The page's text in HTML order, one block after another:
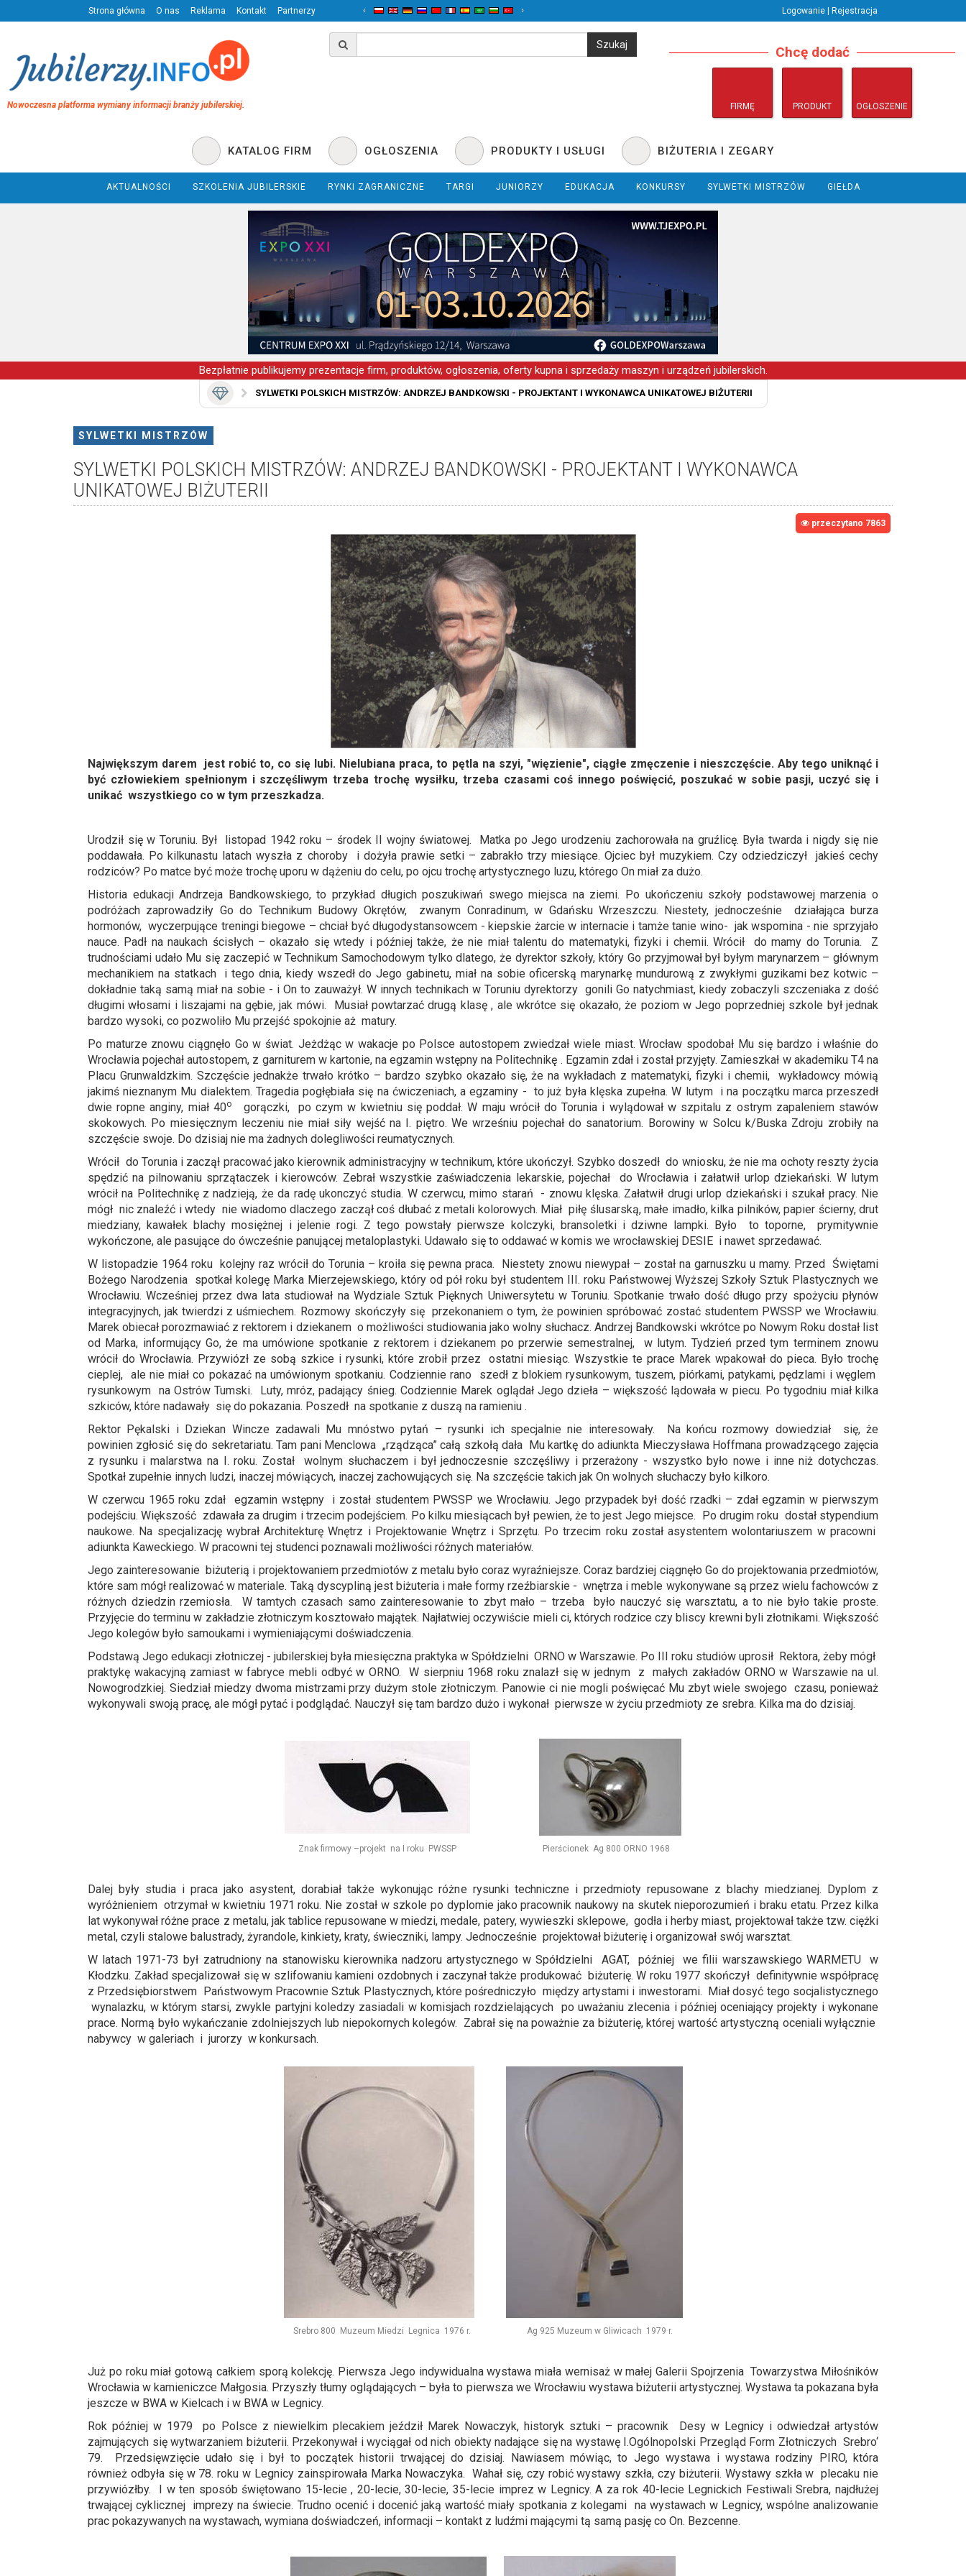
Strona główna O nas Reklama Kontakt Partnerzy ‹ › Logowanie | Rejestracja
Nowoczesna platforma wymiany informacji branży jubilerskiej.
Chcę dodać
FIRMĘ PRODUKT OGŁOSZENIE
KATALOG FIRM OGŁOSZENIA PRODUKTY I USŁUGI BIŻUTERIA I ZEGARY
AKTUALNOŚCI SZKOLENIA JUBILERSKIE RYNKI ZAGRANICZNE TARGI JUNIORZY EDUKACJA KONKURSY SYLWETKI MISTRZÓW GIEŁDA
Bezpłatnie publikujemy prezentacje firm, produktów, ogłoszenia, oferty kupna i sprzedaży maszyn i urządzeń jubilerskich.
SYLWETKI POLSKICH MISTRZÓW: ANDRZEJ BANDKOWSKI - PROJEKTANT I WYKONAWCA UNIKATOWEJ BIŻUTERII
SYLWETKI MISTRZÓW
SYLWETKI POLSKICH MISTRZÓW: ANDRZEJ BANDKOWSKI - PROJEKTANT I WYKONAWCA
UNIKATOWEJ BIŻUTERII
przeczytano 7863
Największym darem jest robić to, co się lubi. Nielubiana praca, to pętla na szyi, "więzienie", ciągłe zmęczenie i nieszczęście. Aby tego uniknąć i
być człowiekiem spełnionym i szczęśliwym trzeba trochę wysiłku, trzeba czasami coś innego poświęcić, poszukać w sobie pasji, uczyć się i
unikać wszystkiego co w tym przeszkadza.
Urodził się w Toruniu. Był listopad 1942 roku – środek II wojny światowej. Matka po Jego urodzeniu zachorowała na gruźlicę. Była twarda i nigdy się nie
poddawała. Po kilkunastu latach wyszła z choroby i dożyła prawie setki – zabrakło trzy miesiące. Ojciec był muzykiem. Czy odziedziczył jakieś cechy
rodziców? Po matce być może trochę uporu w dążeniu do celu, po ojcu trochę artystycznego luzu, którego On miał za dużo.
Historia edukacji Andrzeja Bandkowskiego, to przykład długich poszukiwań swego miejsca na ziemi. Po ukończeniu szkoły podstawowej marzenia o
podróżach zaprowadziły Go do Technikum Budowy Okrętów, zwanym Conradinum, w Gdańsku Wrzeszczu. Niestety, jednocześnie działająca burza
hormonów, wyczerpujące treningi biegowe – chciał być długodystansowcem - kiepskie żarcie w internacie i tamże tanie wino- jak wspomina - nie sprzyjało
nauce. Padł na naukach ścisłych – okazało się wtedy i później także, że nie miał talentu do matematyki, fizyki i chemii. Wrócił do mamy do Torunia. Z
trudnościami udało Mu się zaczepić w Technikum Samochodowym tylko dlatego, że dyrektor szkoły, który Go przyjmował był byłym marynarzem – głównym
mechanikiem na statkach i tego dnia, kiedy wszedł do Jego gabinetu, miał na sobie oficerską marynarkę mundurową z zwykłymi guzikami bez kotwic –
dokładnie taką samą miał na sobie - i On to zauważył. W innych technikach w Toruniu dyrektorzy gonili Go natychmiast, kiedy zobaczyli szczeniaka z dość
długimi włosami i liszajami na gębie, jak mówi. Musiał powtarzać drugą klasę , ale wkrótce się okazało, że poziom w Jego poprzedniej szkole był jednak
bardzo wysoki, co pozwoliło Mu przejść spokojnie aż matury.
Po maturze znowu ciągnęło Go w świat. Jeżdżąc w wakacje po Polsce autostopem zwiedzał wiele miast. Wrocław spodobał Mu się bardzo i właśnie do
Wrocławia pojechał autostopem, z garniturem w kartonie, na egzamin wstępny na Politechnikę . Egzamin zdał i został przyjęty. Zamieszkał w akademiku T4 na
Placu Grunwaldzkim. Szczęście jednakże trwało krótko – bardzo szybko okazało się, że na wykładach z matematyki, fizyki i chemii, wykładowcy mówią
jakimś nieznanym Mu dialektem. Tragedia pogłębiała się na ćwiczeniach, a egzaminy - to już była klęska zupełna. W lutym i na początku marca przeszedł
dwie ropne anginy, miał 40o
gorączki, po czym w kwietniu się poddał. W maju wrócił do Torunia i wylądował w szpitalu z ostrym zapaleniem stawów
skokowych. Po miesięcznym leczeniu nie miał siły wejść na I. piętro. We wrześniu pojechał do sanatorium. Borowiny w Solcu k/Buska Zdroju zrobiły na
szczęście swoje. Do dzisiaj nie ma żadnych dolegliwości reumatycznych.
Wrócił do Torunia i zaczął pracować jako kierownik administracyjny w technikum, które ukończył. Szybko doszedł do wniosku, że nie ma ochoty reszty życia
spędzić na pilnowaniu sprzątaczek i kierowców. Zebrał wszystkie zaświadczenia lekarskie, pojechał do Wrocławia i załatwił urlop dziekański. W lutym
wrócił na Politechnikę z nadzieją, że da radę ukonczyć studia. W czerwcu, mimo starań - znowu klęska. Załatwił drugi urlop dziekański i szukał pracy. Nie
mógł nic znaleźć i wtedy nie wiadomo dlaczego zaczął coś dłubać z metali kolorowych. Miał piłę ślusarską, małe imadło, kilka pilników, papier ścierny, drut
miedziany, kawałek blachy mosiężnej i jelenie rogi. Z tego powstały pierwsze kolczyki, bransoletki i dziwne lampki. Było to toporne, prymitywnie
wykończone, ale pasujące do ówcześnie panującej metaloplastyki. Udawało się to oddawać w komis we wrocławskiej DESIE i nawet sprzedawać.
W listopadzie 1964 roku kolejny raz wrócił do Torunia – kroiła się pewna praca. Niestety znowu niewypał – został na garnuszku u mamy. Przed Świętami
Bożego Narodzenia spotkał kolegę Marka Mierzejewskiego, który od pół roku był studentem III. roku Państwowej Wyższej Szkoły Sztuk Plastycznych we
Wrocławiu. Wcześniej przez dwa lata studiował na Wydziale Sztuk Pięknych Uniwersytetu w Toruniu. Spotkanie trwało dość długo przy spożyciu płynów
integracyjnych, jak twierdzi z uśmiechem. Rozmowy skończyły się przekonaniem o tym, że powinien spróbować zostać studentem PWSSP we Wrocławiu.
Marek obiecał porozmawiać z rektorem i dziekanem o możliwości studiowania jako wolny słuchacz. Andrzej Bandkowski wkrótce po Nowym Roku dostał list
od Marka, informujący Go, że ma umówione spotkanie z rektorem i dziekanem po przerwie semestralnej, w lutym. Tydzień przed tym terminem znowu
wrócił do Wrocławia. Przywiózł ze sobą szkice i rysunki, które zrobił przez ostatni miesiąc. Wszystkie te prace Marek wpakował do pieca. Było trochę
cieplej, ale nie miał co pokazać na umówionym spotkaniu. Codziennie rano szedł z blokiem rysunkowym, tuszem, piórkami, patykami, pędzlami i węglem
rysunkowym na Ostrów Tumski. Luty, mróz, padający śnieg. Codziennie Marek oglądał Jego dzieła – większość lądowała w piecu. Po tygodniu miał kilka
szkiców, które nadawały się do pokazania. Poszedł na spotkanie z duszą na ramieniu .
Rektor Pękalski i Dziekan Wincze zadawali Mu mnóstwo pytań – rysunki ich specjalnie nie interesowały. Na końcu rozmowy dowiedział się, że
powinien zgłosić się do sekretariatu. Tam pani Menclowa „rządząca” całą szkołą dała Mu kartkę do adiunkta Mieczysława Hoffmana prowadzącego zajęcia
z rysunku i malarstwa na I. roku. Został wolnym słuchaczem i był jednoczesnie szczęśliwy i przerażony - wszystko było nowe i inne niż dotychczas.
Spotkał zupełnie innych ludzi, inaczej mówiących, inaczej zachowujących się. Na szczęście takich jak On wolnych słuchaczy było kilkoro.
W czerwcu 1965 roku zdał egzamin wstępny i został studentem PWSSP we Wrocławiu. Jego przypadek był dość rzadki – zdał egzamin w pierwszym
podejściu. Większość zdawała za drugim i trzecim podejściem. Po kilku miesiącach był pewien, że to jest Jego miejsce. Po drugim roku dostał stypendium
naukowe. Na specjalizację wybrał Architekturę Wnętrz i Projektowanie Wnętrz i Sprzętu. Po trzecim roku został asystentem wolontariuszem w pracowni
adiunkta Kaweckiego. W pracowni tej studenci poznawali możliwości różnych materiałów.
Jego zainteresowanie biżuterią i projektowaniem przedmiotów z metalu było coraz wyraźniejsze. Coraz bardziej ciągnęło Go do projektowania przedmiotów,
które sam mógł realizować w materiale. Taką dyscypliną jest biżuteria i małe formy rzeźbiarskie - wnętrza i meble wykonywane są przez wielu fachowców z
różnych dziedzin rzemiosła. W tamtych czasach samo zainteresowanie to zbyt mało – trzeba było nauczyć się warsztatu, a to nie było takie proste.
Przyjęcie do terminu w zakładzie złotniczym kosztowało majątek. Najłatwiej oczywiście mieli ci, których rodzice czy bliscy krewni byli złotnikami. Większość
Jego kolegów było samoukami i wymieniającymi doświadczenia.
Podstawą Jego edukacji złotniczej - jubilerskiej była miesięczna praktyka w Spółdzielni ORNO w Warszawie. Po III roku studiów uprosił Rektora, żeby mógł
praktykę wakacyjną zamiast w fabryce mebli odbyć w ORNO. W sierpniu 1968 roku znalazł się w jednym z małych zakładów ORNO w Warszawie na ul.
Nowogrodzkiej. Siedział miedzy dwoma mistrzami przy dużym stole złotniczym. Panowie ci nie mogli poświęcać Mu zbyt wiele swojego czasu, ponieważ
wykonywali swoją pracę, ale mógł pytać i podglądać. Nauczył się tam bardzo dużo i wykonał pierwsze w życiu przedmioty ze srebra. Kilka ma do dzisiaj.
Znak firmowy –projekt na I roku PWSSP Pierścionek Ag 800 ORNO 1968
Dalej były studia i praca jako asystent, dorabiał także wykonując różne rysunki techniczne i przedmioty repusowane z blachy miedzianej. Dyplom z
wyróżnieniem otrzymał w kwietniu 1971 roku. Nie został w szkole po dyplomie jako pracownik naukowy na skutek nieporozumień i braku etatu. Przez kilka
lat wykonywał różne prace z metalu, jak tablice repusowane w miedzi, medale, patery, wywieszki sklepowe, godła i herby miast, projektował także tzw. ciężki
metal, czyli stalowe balustrady, żyrandole, kinkiety, kraty, świeczniki, lampy. Jednocześnie projektował biżuterię i organizował swój warsztat.
W latach 1971-73 był zatrudniony na stanowisku kierownika nadzoru artystycznego w Spółdzielni AGAT, później we filii warszawskiego WARMETU w
Kłodzku. Zakład specjalizował się w szlifowaniu kamieni ozdobnych i zaczynał także produkować biżuterię. W roku 1977 skończył definitywnie współpracę
z Przedsiębiorstwem Państwowym Pracownie Sztuk Plastycznych, które pośredniczyło między artystami i inwestorami. Miał dosyć tego socjalistycznego
wynalazku, w którym starsi, zwykle partyjni koledzy zasiadali w komisjach rozdzielających po uważaniu zlecenia i później oceniający projekty i wykonane
prace. Normą było wykańczanie zdolniejszych lub niepokornych kolegów. Zabrał się na poważnie za biżuterię, której wartość artystyczną oceniali wyłącznie
nabywcy w galeriach i jurorzy w konkursach.
Srebro 800 Muzeum Miedzi Legnica 1976 r. Ag 925 Muzeum w Gliwicach 1979 r.
Już po roku miał gotową całkiem sporą kolekcję. Pierwsza Jego indywidualna wystawa miała wernisaż w małej Galerii Spojrzenia Towarzystwa Miłośników
Wrocławia w kamieniczce Małgosia. Przyszły tłumy oglądających – była to pierwsza we Wrocławiu wystawa biżuterii artystycznej. Wystawa ta pokazana była
jeszcze w BWA w Kielcach i w BWA w Legnicy.
Rok później w 1979 po Polsce z niewielkim plecakiem jeździł Marek Nowaczyk, historyk sztuki – pracownik Desy w Legnicy i odwiedzał artystów
zajmujących się wytwarzaniem biżuterii. Przekonywał i wyciągał od nich obiekty nadające się na wystawę I.Ogólnopolski Przegląd Form Złotniczych Srebro‘
79. Przedsięwzięcie udało się i był to początek historii trwającej do dzisiaj. Nawiasem mówiąc, to Jego wystawa i wystawa rodziny PIRO, która
również odbyła się w 78. roku w Legnicy zainspirowała Marka Nowaczyka. Wahał się, czy robić wystawy szkła, czy biżuterii. Wystawy szkła w plecaku nie
przywiózłby. I w ten sposób świętowano 15-lecie , 20-lecie, 30-lecie, 35-lecie imprez w Legnicy. A za rok 40-lecie Legnickich Festiwali Srebra, najdłużej
trwającej cyklicznej imprezy na świecie. Trudno ocenić i docenić jaką wartość miały spotkania z kolegami na wystawach w Legnicy, wspólne analizowanie
prac pokazywanych na wystawach, wymiana doświadczeń, informacji – kontakt z ludźmi mającymi tą samą pasję co On. Bezcenne.